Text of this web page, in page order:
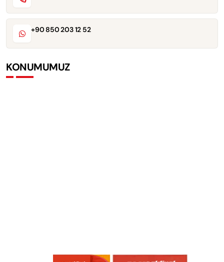
+90 850 203 12 52
KONUMUMUZ